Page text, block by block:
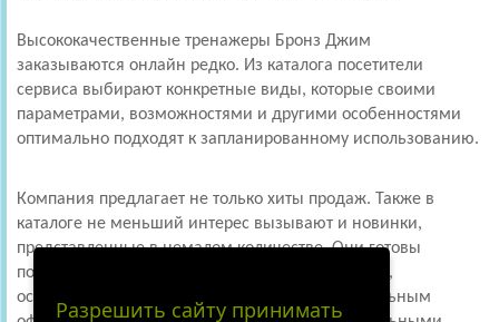
Высококачественные тренажеры Бронз Джим
заказываются онлайн редко. Из каталога посетители
сервиса выбирают конкретные виды, которые своими
параметрами, возможностями и другими особенностями
оптимально подходят к запланированному использованию.
Компания предлагает не только хиты продаж. Также в
каталоге не меньший интерес вызывают и новинки,
представленные в немалом количестве. Они готовы
порадовать своей широкой функциональностью,
особенным удобством при использовании, стильным
Разрешить сайту принимать